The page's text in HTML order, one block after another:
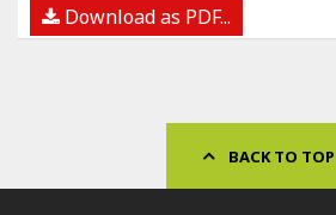
Download as PDF...
BACK TO TOP